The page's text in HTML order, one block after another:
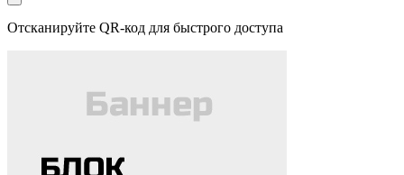
Отсканируйте QR-код для быстрого доступа